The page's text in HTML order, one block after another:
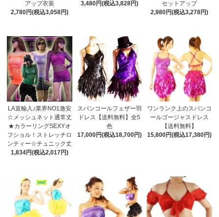
アップ衣装
2,780円(税込3,058円)
3,480円(税込3,828円)
セットアップ
2,980円(税込3,278円)
LA直輸入♪業界NO1激安
☆メッシュネット通常丈
★カラーリングSEXYオ
フショル！ストレッチロ
ンティー☆チュニック丈
1,834円(税込2,017円)
スパンコールフェザー羽
ドレス【送料無料】全5
色
17,000円(税込18,700円)
ワンランク上のスパンコ
ールゴージャスドレス
【送料無料】
15,800円(税込17,380円)